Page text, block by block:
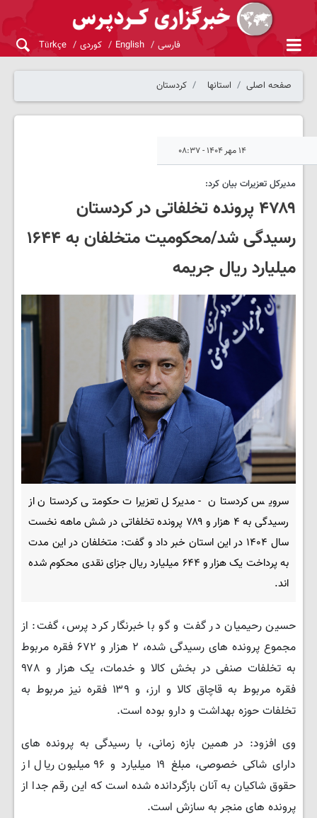
فارسی English کوردی Türkçe
صفحه اصلی استانها کردستان
۱۴ مهر ۱۴۰۴ - ۰۸:۳۷
مدیرکل تعزیرات بیان کرد:
۴۷۸۹ پرونده تخلفاتی در کردستان
رسیدگی شد/محکومیت متخلفان به ۱۶۴۴
میلیارد ریال جریمه
سرویس کردستان - مدیرکل تعزیرات حکومتی کردستان از
رسیدگی به ۴ هزار و ۷۸۹ پرونده تخلفاتی در شش ماهه نخست
سال ۱۴۰۴ در این استان خبر داد و گفت: متخلفان در این مدت
به پرداخت یک هزار و ۶۴۴ میلیارد ریال جزای نقدی محکوم شده
اند.
حسین رحیمیان در گفت و گو با خبرنگار کرد پرس، گفت: از
مجموع پرونده های رسیدگی شده، ۲ هزار و ۶۷۲ فقره مربوط
به تخلفات صنفی در بخش کالا و خدمات، یک هزار و ۹۷۸
فقره مربوط به قاچاق کالا و ارز، و ۱۳۹ فقره نیز مربوط به
تخلفات حوزه بهداشت و دارو بوده است.
وی افزود: در همین بازه زمانی، با رسیدگی به پرونده های
دارای شاکی خصوصی، مبلغ ۱۹ میلیارد و ۹۶ میلیون ریال از
حقوق شاکیان به آنان بازگردانده شده است که این رقم جدا از
پرونده های منجر به سازش است.